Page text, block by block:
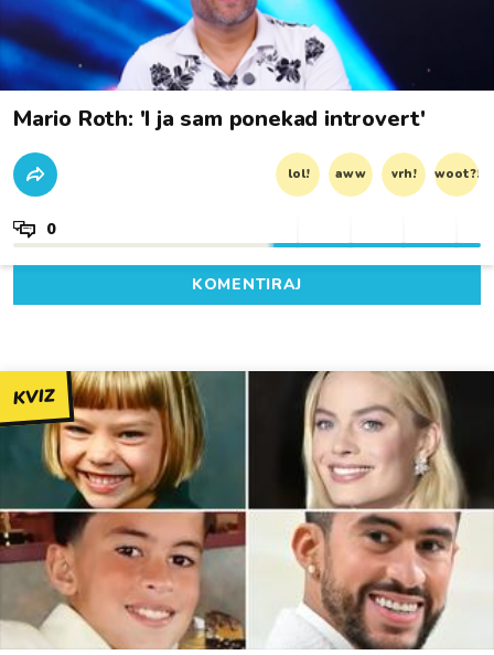
Mario Roth: 'I ja sam ponekad introvert'
lol! aww vrh! woot?!
0
KOMENTIRAJ
KVIZ